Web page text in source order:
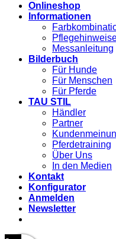
Onlineshop
Informationen
Messanleitung
Bilderbuch
Für Hunde
Für Menschen
Für Pferde
TAU STIL
Händler
Partner
Pferdetraining
Über Uns
In den Medien
Kontakt
Konfigurator
Anmelden
Newsletter